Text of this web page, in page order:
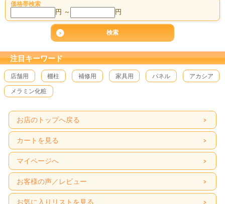
価格帯検索
円 ～ 円
注目キーワード
店舗用 棚柱 補修用 家具用 パネル アカシア
メラミン化粧
お店のトップへ戻る
カートを見る
マイページへ
お客様の声／レビュー
お気に入りリストを見る